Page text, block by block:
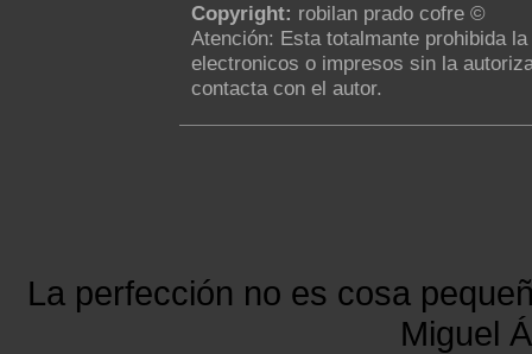
Copyright: robilan prado cofre ©
Atención: Esta totalmante prohibida
electronicos o impresos sin la
contacta con el autor.
La perfección no es cosa
Miguel